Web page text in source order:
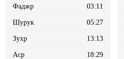
03:11
05:27
13:13
18:29